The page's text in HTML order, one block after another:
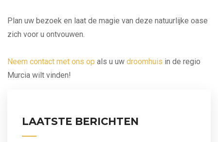
Plan uw bezoek en laat de magie van deze natuurlijke oase
zich voor u ontvouwen.
Neem contact met ons op als u uw droomhuis in de regio
Murcia wilt vinden!
LAATSTE BERICHTEN